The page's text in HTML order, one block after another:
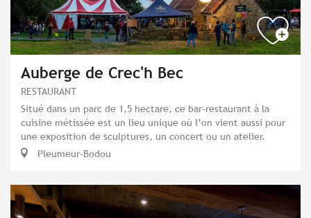
Auberge de Crec'h Bec
RESTAURANT
Situé dans un parc de 1,5 hectare, ce bar-restaurant à la
cuisine métissée est un lieu unique où l’on vient aussi pour
une exposition de sculptures, un concert ou un atelier.
Pleumeur-Bodou